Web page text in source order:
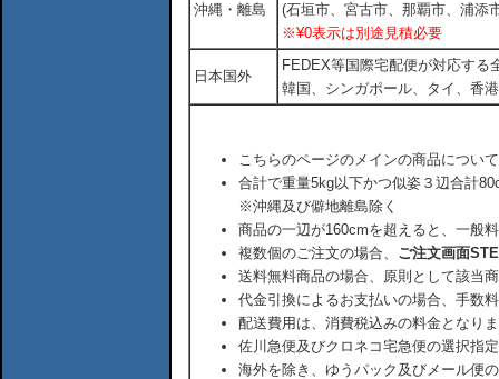
沖縄・離島
(石垣市、宮古市、那覇市、浦添
※¥0表示は別途見積必要
日本国外
FEDEX等国際宅配便が対応す
韓国、シンガポール、タイ、香
こちらのページのメインの商品につい
合計で重量5kg以下かつ似姿３辺合計
※沖縄及び僻地離島除く
商品の一辺が160cmを超えると、一般
複数個のご注文の場合、 ご注文画面
送料無料商品の場合、原則として該当
代金引換によるお支払いの場合、手数
配送費用は、消費税込みの料金となり
佐川急便及びクロネコ宅急便の選択指
海外を除き、ゆうパック及びメール便